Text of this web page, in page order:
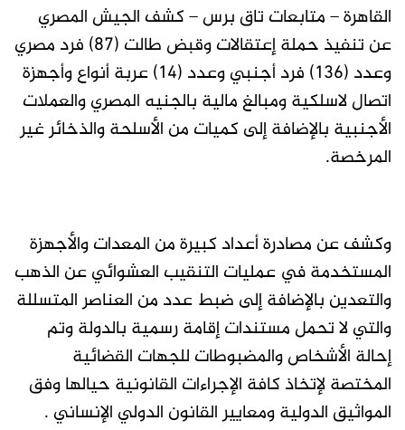
القاهرة – متابعات تاق برس – كشف الجيش المصري
عن تنفيذ حملة إعتقالات وقبض طالت (87) فرد مصري
وعدد (136) فرد أجنبي وعدد (14) عربة أنواع وأجهزة
اتصال لاسلكية ومبالغ مالية بالجنيه المصري والعملات
الأجنبية بالإضافة إلى كميات من الأسلحة والذخائر غير
المرخصة.
وكشف عن مصادرة أعداد كبيرة من المعدات والأجهزة
المستخدمة في عمليات التنقيب العشوائي عن الذهب
والتعدين بالإضافة إلى ضبط عدد من العناصر المتسللة
والتي لا تحمل مستندات إقامة رسمية بالدولة وتم
إحالة الأشخاص والمضبوطات للجهات القضائية
المختصة لإتخاذ كافة الإجراءات القانونية حيالها وفق
المواثيق الدولية ومعايير القانون الدولي الإنساني .